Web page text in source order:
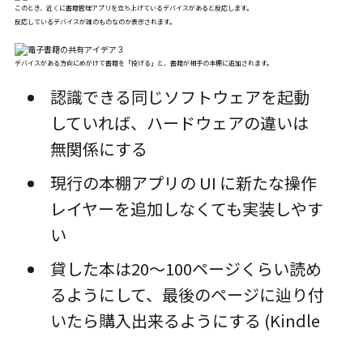
このとき、近くに書籍管理アプリを立ち上げているデバイスがあると反応します。
反応しているデバイスが誰のものなのか表示されます。
デバイスがある方向にめがけて書籍を「投げる」と、書籍が相手の本棚に追加されます。
認識できる同じソフトウェアを起動
していれば、ハードウェアの違いは
無関係にする
現行の本棚アプリの UI に新たな操作
レイヤーを追加しなくても実装しやす
い
貸した本は20〜100ページくらい読め
るようにして、最後のページに辿り付
いたら購入出来るようにする (Kindle